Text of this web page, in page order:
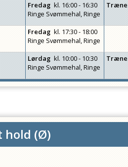
Fredag kl. 16:00 - 16:30
Ringe Svømmehal, Ringe
Fredag kl. 17:30 - 18:00
Ringe Svømmehal, Ringe
Lørdag kl. 10:00 - 10:30
Ringe Svømmehal, Ringe
hold (Ø)